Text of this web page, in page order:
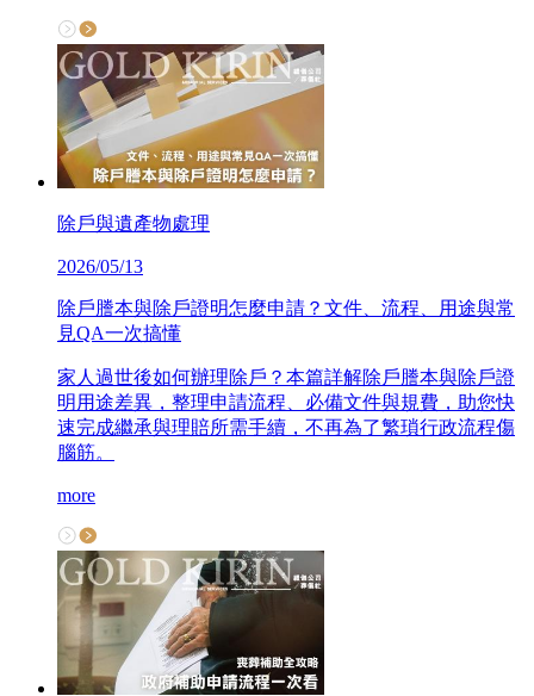
除戶與遺產物處理
2026/05/13
除戶謄本與除戶證明怎麼申請？文件、流程、用途與常
見QA一次搞懂
家人過世後如何辦理除戶？本篇詳解除戶謄本與除戶證
明用途差異，整理申請流程、必備文件與規費，助您快
速完成繼承與理賠所需手續，不再為了繁瑣行政流程傷
腦筋。
more